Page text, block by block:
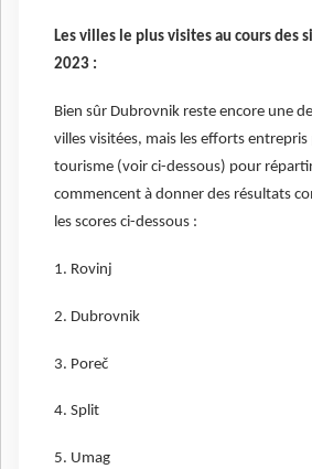
Les villes le plus visites au cours des
2023 :
Bien sûr Dubrovnik reste encore une
villes visitées, mais les efforts entrepris
tourisme (voir ci-dessous) pour
commencent à donner des résultats
les scores ci-dessous :
1. Rovinj
2. Dubrovnik
3. Poreč
4. Split
5. Umag